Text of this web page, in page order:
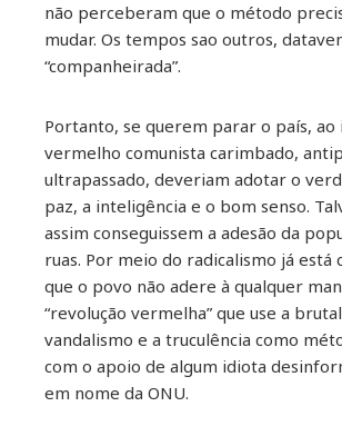
não perceberam que o método
mudar. Os tempos sao outros,
“companheirada”.
Portanto, se querem parar o país, ao
vermelho comunista carimbado,
ultrapassado, deveriam adotar o
paz, a inteligência e o bom senso.
assim conseguissem a adesão da
ruas. Por meio do radicalismo já está
que o povo não adere à qualquer
“revolução vermelha” que use a
vandalismo e a truculência como
com o apoio de algum idiota
em nome da ONU.